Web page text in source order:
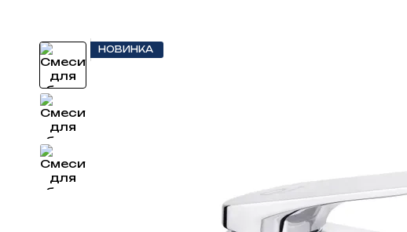
НОВИНКА